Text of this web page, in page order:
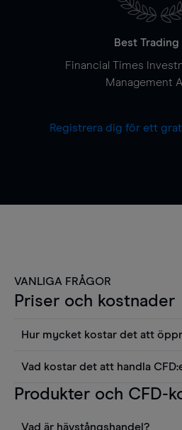
Best
Financial Times
Management
Registrera dig för ett
VANLIGA FRÅGOR
Priser och kostnader
Hur mycket kostar det att
använda sådana verktyg som
aktierapporter utan kostnad.
Vad kostar det att handla
Det är en rad kostnader att
innehavskostnader (för
Produkter och CFD-
Vad är hävstångshandel?